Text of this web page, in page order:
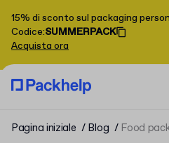
15% di sconto sul packaging
Codice:SUMMERPACK
Acquista ora
Pagina iniziale Blog Food